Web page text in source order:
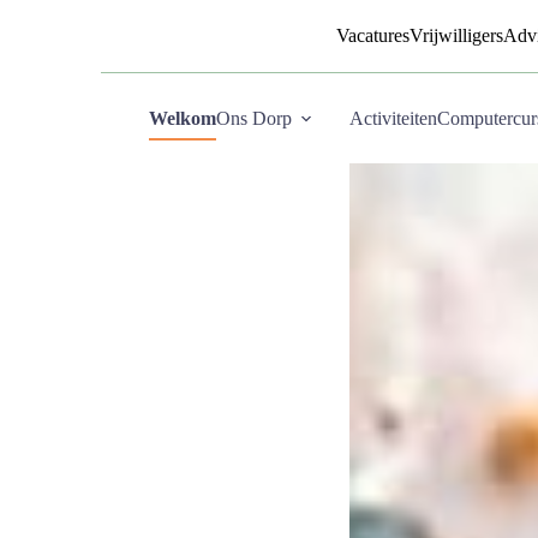
VacaturesVrijwilligers
WelkomOns Dorp Activiteiten